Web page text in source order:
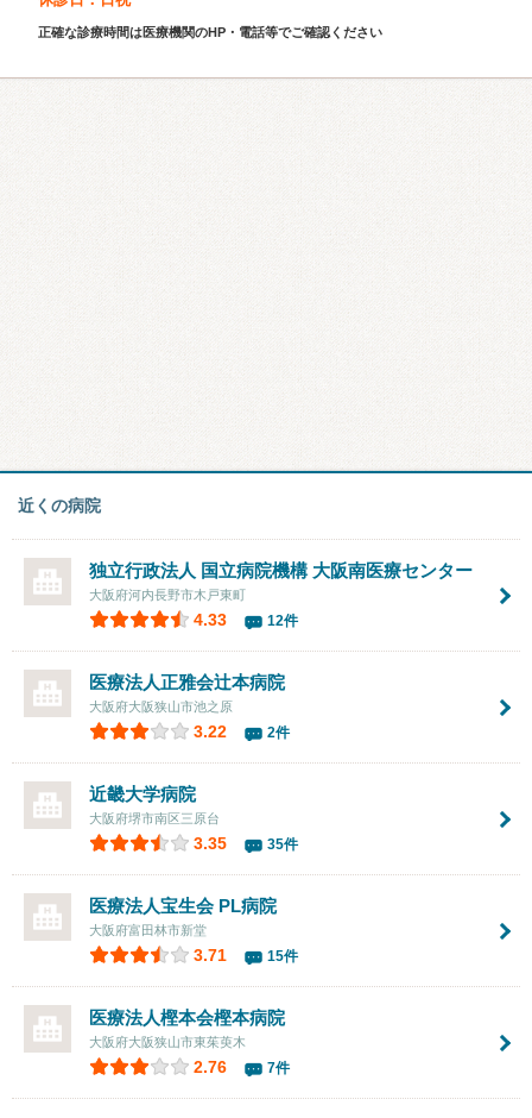
正確な診療時間は医療機関のHP・電話等でご確認ください
近くの病院
独立行政法人 国立病院機構 大阪南医療センター
大阪府河内長野市木戸東町
4.33 12件
医療法人正雅会辻本病院
大阪府大阪狭山市池之原
3.22 2件
近畿大学病院
大阪府堺市南区三原台
3.35 35件
医療法人宝生会 PL病院
大阪府富田林市新堂
3.71 15件
医療法人樫本会樫本病院
大阪府大阪狭山市東茱萸木
2.76 7件